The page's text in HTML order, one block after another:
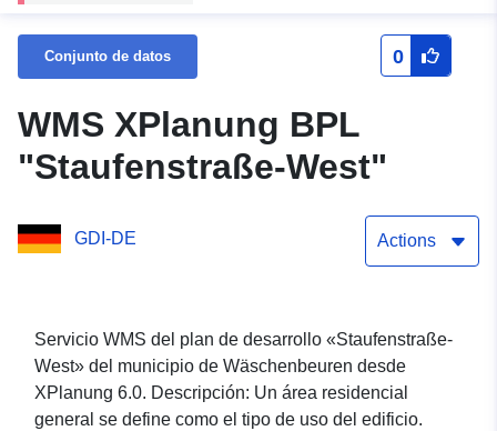
Conjunto de datos 0
WMS XPlanung BPL
"Staufenstraße-West"
GDI-DE Actions
Servicio WMS del plan de desarrollo «Staufenstraße-
West» del municipio de Wäschenbeuren desde
XPlanung 6.0. Descripción: Un área residencial
general se define como el tipo de uso del edificio.